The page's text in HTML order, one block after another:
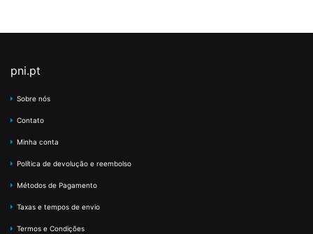
pni.pt
Sobre nós
Contato
Minha conta
Política de devolução e reembolso
Métodos de Pagamento
Taxas e tempos de envio
Termos e Condições